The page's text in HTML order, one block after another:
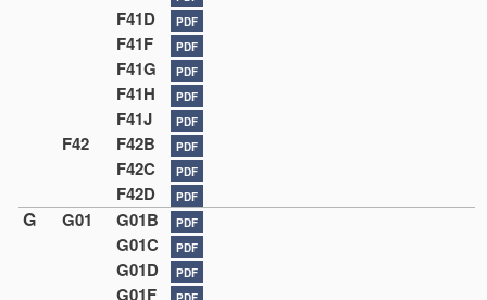
F41D PDF
F41F PDF
F41G PDF
F41H PDF
F41J PDF
F42 F42B PDF
F42C PDF
F42D PDF
G G01 G01B PDF
G01C PDF
G01D PDF
G01F